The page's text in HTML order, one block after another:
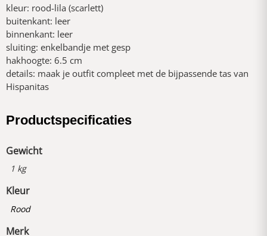
kleur: rood-lila (scarlett)
buitenkant: leer
binnenkant: leer
sluiting: enkelbandje met gesp
hakhoogte: 6.5 cm
details: maak je outfit compleet met de bijpassende tas van
Hispanitas
Productspecificaties
Gewicht
1 kg
Kleur
Rood
Merk